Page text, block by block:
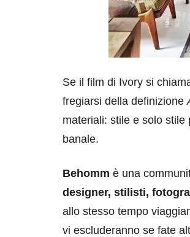
Se il film di Ivory si
fregiarsi della definizione
materiali: stile e solo
banale.
Behomm è una
designer, stilisti,
allo stesso tempo
vi escluderanno se fate